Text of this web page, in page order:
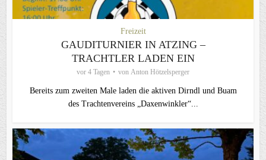
Freizeit
GAUDITURNIER IN ATZING –
TRACHTLER LADEN EIN
vor 4 Tagen von Anton Hötzelsperger
Bereits zum zweiten Male laden die aktiven Dirndl und Buam
des Trachtenvereins „Daxenwinkler“...